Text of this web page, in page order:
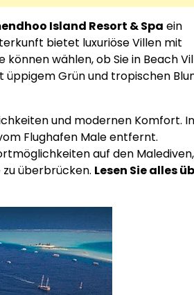
Island Resort & Spa ein
bietet luxuriöse Villen mit
wählen, ob Sie in Beach
Grün und tropischen
und modernen Komfort.
Flughafen Male entfernt.
auf den
überbrücken. Lesen Sie alles